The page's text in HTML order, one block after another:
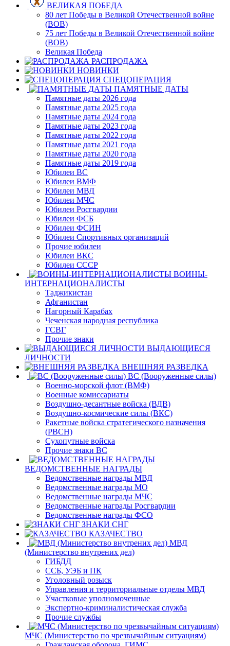
ВЕЛИКАЯ ПОБЕДА
80 лет Победы в Великой Отечественной войне
(ВОВ)
75 лет Победы в Великой Отечественной войне
(ВОВ)
Великая Победа
РАСПРОДАЖА
НОВИНКИ
СПЕЦОПЕРАЦИЯ
ПАМЯТНЫЕ ДАТЫ
Памятные даты 2026 года
Памятные даты 2025 года
Памятные даты 2024 года
Памятные даты 2023 года
Памятные даты 2022 года
Памятные даты 2021 года
Памятные даты 2020 года
Памятные даты 2019 года
Юбилеи ВС
Юбилеи ВМФ
Юбилеи МВД
Юбилеи МЧС
Юбилеи Росгвардии
Юбилеи ФСБ
Юбилеи ФСИН
Юбилеи Спортивных организаций
Прочие юбилеи
Юбилеи ВКС
Юбилеи СССР
ВОИНЫ-
ИНТЕРНАЦИОНАЛИСТЫ
Таджикистан
Афганистан
Нагорный Карабах
Чеченская народная республика
ГСВГ
Прочие знаки
ВЫДАЮЩИЕСЯ
ЛИЧНОСТИ
ВНЕШНЯЯ РАЗВЕДКА
ВС (Вооруженные силы)
Военно-морской флот (ВМФ)
Военные комиссариаты
Воздушно-десантные войска (ВДВ)
Воздушно-космические силы (ВКС)
Ракетные войска стратегического назначения
(РВСН)
Сухопутные войска
Прочие знаки ВС
ВЕДОМСТВЕННЫЕ НАГРАДЫ
Ведомственные награды МВД
Ведомственные награды МО
Ведомственные награды МЧС
Ведомственные награды Росгвардии
Ведомственные награды ФСО
ЗНАКИ СНГ
КАЗАЧЕСТВО
МВД
(Министерство внутрених дел)
ГИБДД
ССБ, УЭБ и ПК
Уголовный розыск
Управления и территориальные отделы МВД
Участковые уполномоченные
Экспертно-криминалистическая служба
Прочие службы
МЧС (Министерство по чрезвычайным ситуациям)